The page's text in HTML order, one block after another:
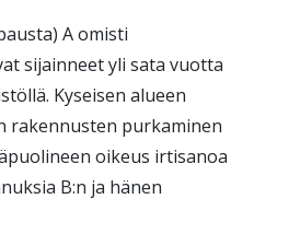
A omisti
sijainneet yli sata vuotta
Kyseisen alueen
rakennusten purkaminen
oikeus irtisanoa
B:n ja hänen